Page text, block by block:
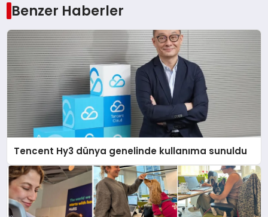
Benzer Haberler
Tencent Hy3 dünya genelinde kullanıma sunuldu